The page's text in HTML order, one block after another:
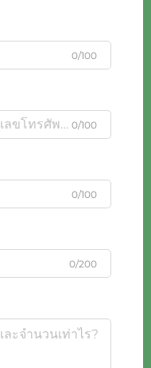
0/100
0/100
0/100
0/200